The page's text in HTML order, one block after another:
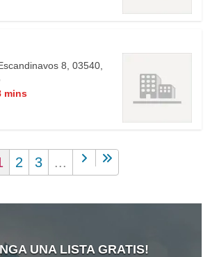
8, 03540,
mins
2 3 ...
UNA LISTA GRATIS!